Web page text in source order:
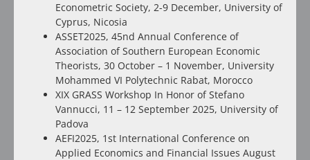
Econometric Society, 2-9 December, University of
Cyprus, Nicosia
ASSET2025, 45nd Annual Conference of
Association of Southern European Economic
Theorists, 30 October – 1 November, University
Mohammed VI Polytechnic Rabat, Morocco
XIX GRASS Workshop In Honor of Stefano
Vannucci, 11 – 12 September 2025, University of
Padova
AEFI2025, 1st International Conference on
Applied Economics and Financial Issues August